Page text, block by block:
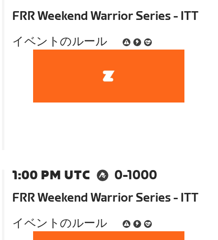
FRR Weekend Warrior Series - ITT
イベントのルール
1:00 PM UTC
0-1000
FRR Weekend Warrior Series - ITT
イベントのルール